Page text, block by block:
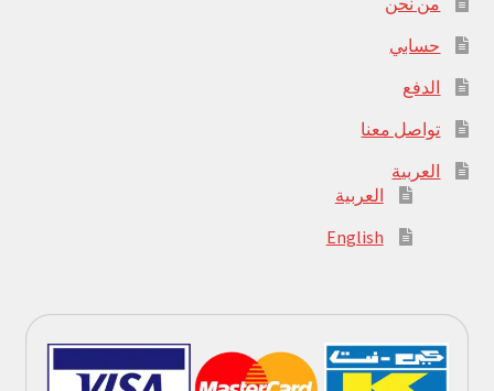
حسابي
الدفع
تواصل معنا
العربية
العربية
English